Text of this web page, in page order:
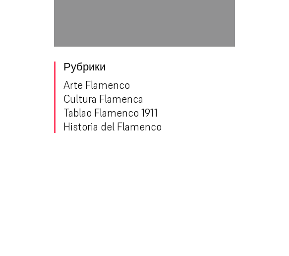
Рубрики
Arte Flamenco
Cultura Flamenca
Tablao Flamenco 1911
Historia del Flamenco